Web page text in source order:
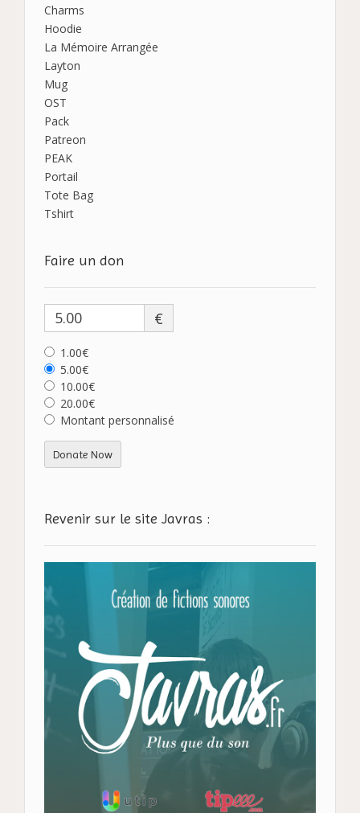
Charms
Hoodie
La Mémoire Arrangée
Layton
Mug
OST
Pack
Patreon
PEAK
Portail
Tote Bag
Tshirt
Faire un don
€
1.00€
5.00€
10.00€
20.00€
Montant personnalisé
Donate Now
Revenir sur le site Javras :